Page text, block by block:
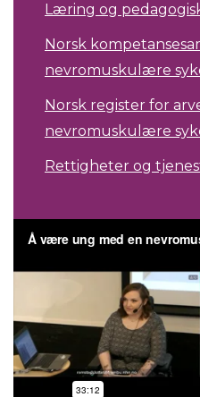
Læring og
Norsk
nevromuskulære
Norsk register for
nevromuskulære
Rettigheter og